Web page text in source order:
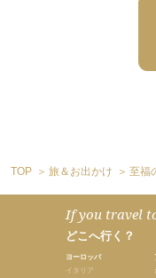
TOP 旅＆お出かけ 至福
If you travel
どこへ行く？
ヨーロッパ
イタリア